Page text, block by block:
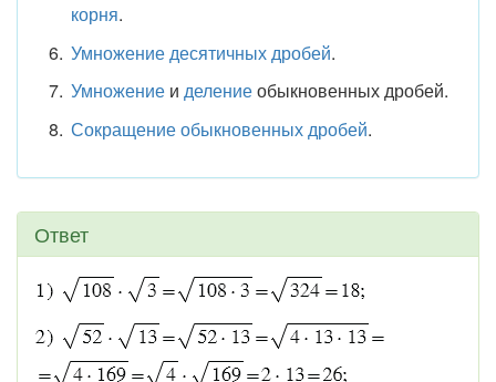
корня.
Умножение десятичных дробей.
Умножениеи делениеобыкновенных дробей.
Сокращение обыкновенных дробей.
Ответ